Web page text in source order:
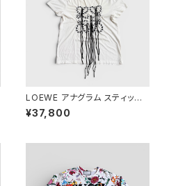
LOEWE アナグラム スティッチ
Tシャツ ホワイト M
¥37,800